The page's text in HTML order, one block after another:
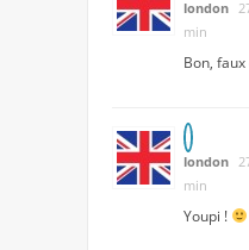
london
min
Bon,
london
min
Youpi !